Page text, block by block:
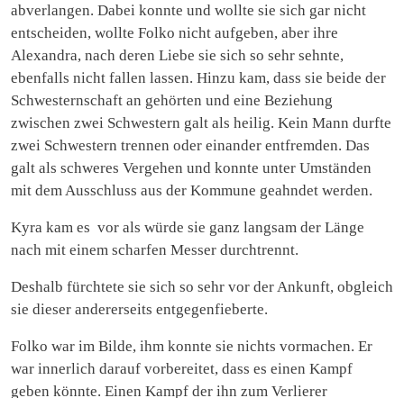
abverlangen. Dabei konnte und wollte sie sich gar nicht
entscheiden, wollte Folko nicht aufgeben, aber ihre
Alexandra, nach deren Liebe sie sich so sehr sehnte,
ebenfalls nicht fallen lassen. Hinzu kam, dass sie beide der
Schwesternschaft an gehörten und eine Beziehung
zwischen zwei Schwestern galt als heilig. Kein Mann durfte
zwei Schwestern trennen oder einander entfremden. Das
galt als schweres Vergehen und konnte unter Umständen
mit dem Ausschluss aus der Kommune geahndet werden.
Kyra kam es vor als würde sie ganz langsam der Länge
nach mit einem scharfen Messer durchtrennt.
Deshalb fürchtete sie sich so sehr vor der Ankunft, obgleich
sie dieser andererseits entgegenfieberte.
Folko war im Bilde, ihm konnte sie nichts vormachen. Er
war innerlich darauf vorbereitet, dass es einen Kampf
geben könnte. Einen Kampf der ihn zum Verlierer